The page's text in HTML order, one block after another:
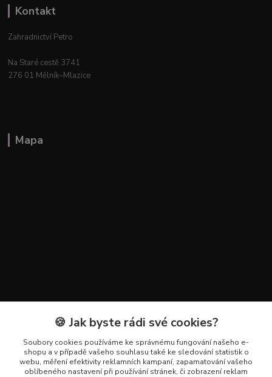
Kontakt
Zahradnictví Petro
Na Staré cestě 3741
276 01 Mělník–Mlazice
Mapa
Kontakty
+420 602 223 614
🍪 Jak byste rádi své cookies?
Soubory cookies používáme ke správnému fungování našeho e-
shopu a v případě vašeho souhlasu také ke sledování statistik o
webu, měření efektivity reklamních kampaní, zapamatování vašeho
oblíbeného nastavení při používání stránek, či zobrazení reklam